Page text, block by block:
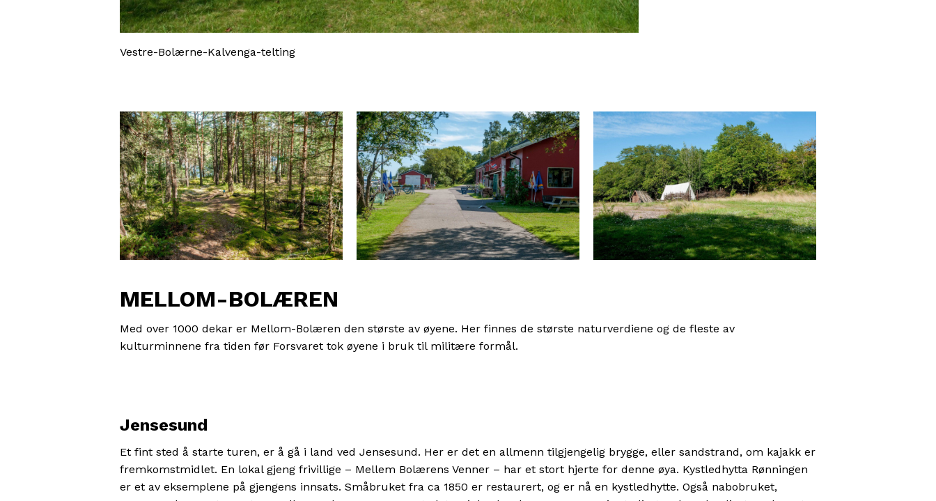
Vestre-Bolærne-Kalvenga-telting
MELLOM-BOLÆREN
Med over 1000 dekar er Mellom-Bolæren den største av øyene. Her finnes de største naturverdiene og de fleste av
kulturminnene fra tiden før Forsvaret tok øyene i bruk til militære formål.
Jensesund
Et fint sted å starte turen, er å gå i land ved Jensesund. Her er det en allmenn tilgjengelig brygge, eller sandstrand, om kajakk er
fremkomstmidlet. En lokal gjeng frivillige – Mellem Bolærens Venner – har et stort hjerte for denne øya. Kystledhytta Rønningen
er et av eksemplene på gjengens innsats. Småbruket fra ca 1850 er restaurert, og er nå en kystledhytte. Også nabobruket,